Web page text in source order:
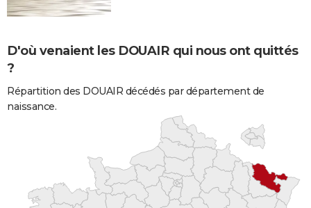
D'où venaient les DOUAIR qui nous ont quittés
?
Répartition des DOUAIR décédés par département de
naissance.